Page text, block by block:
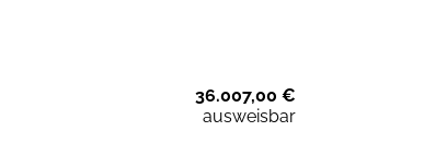
36.007,00 €
ausweisbar